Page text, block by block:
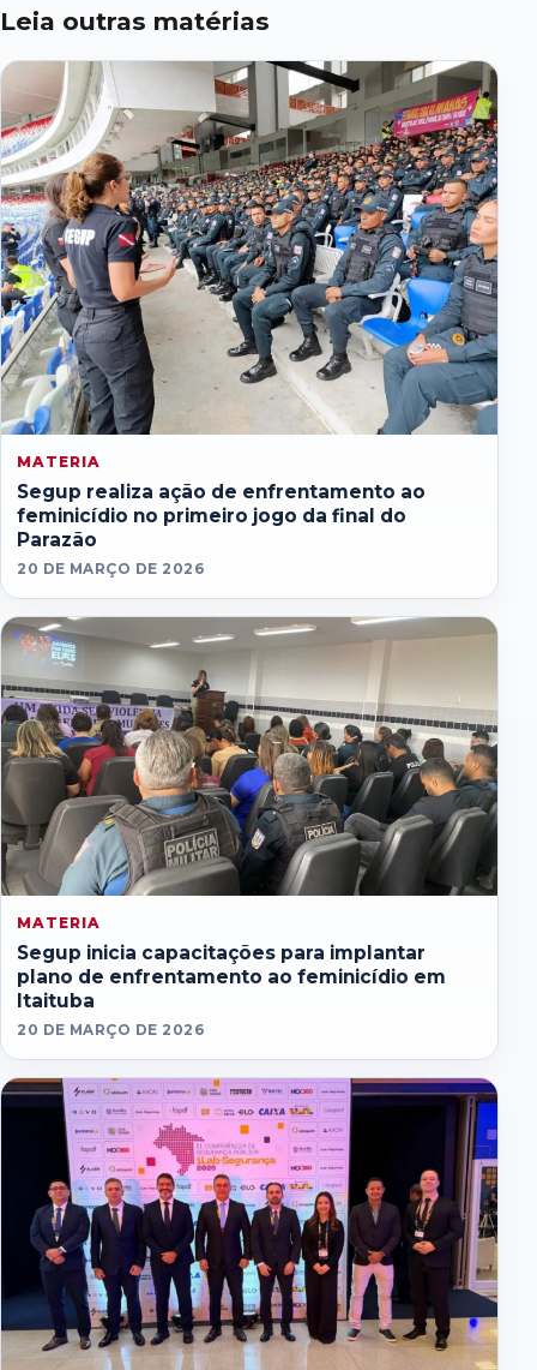
Leia outras matérias
MATERIA
Segup realiza ação de enfrentamento ao
feminicídio no primeiro jogo da final do
Parazão
20 DE MARÇO DE 2026
MATERIA
Segup inicia capacitações para implantar
plano de enfrentamento ao feminicídio em
Itaituba
20 DE MARÇO DE 2026